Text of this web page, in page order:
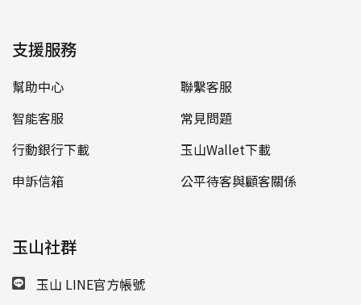
支援服務
幫助中心
聯繫客服
智能客服
常見問題
行動銀行下載
玉山Wallet下載
申訴信箱
公平待客與顧客關係
玉山社群
玉山 LINE官方帳號